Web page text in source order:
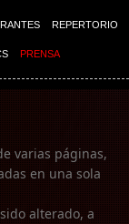
REPERTORIO
PRENSA
varias páginas,
en una sola
alterado, a